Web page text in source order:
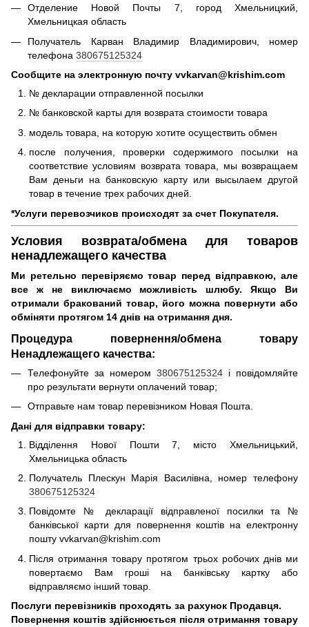
Отделение Новой Почты 7, город Хмельницкий,
Хмельницкая область
Получатель Карван Владимир Владимирович, номер
телефона 380675125324
Сообщите на электронную почту vvkarvan@krishim.com
№ декларации отправленной посылки
№ банковской карты для возврата стоимости товара
модель товара, на которую хотите осуществить обмен
после получения, проверки содержимого посылки на
соответствие условиям возврата товара, мы возвращаем
Вам деньги на банковскую карту или высылаем другой
товар в течение трех рабочих дней.
*Услуги перевозчиков происходят за счет Покупателя.
Условия возврата/обмена для товаров
ненадлежащего качества
Ми ретельно перевіряємо товар перед відправкою, але
все ж не виключаємо можливість шлюбу.Якщо Ви
отримали бракований товар, його можна повернути або
обміняти протягом 14 днів на отримання дня.
Процедура повернення/обмена товару
Ненадлежащего качества:
Телефонуйте за номером 380675125324 і повідомляйте
про результати вернути оплачений товар;
Отправьте нам товар перевізником Новая Пошта.
Дані для відправки товару:
Відділення Нової Пошти 7, місто Хмельницький,
Хмельницька область
Получатель Плескун Марія Василівна, номер телефону
380675125324
Повідомте № декларації відправленої посилки та №
банківської карти для повернення коштів на електронну
пошту vvkarvan@krishim.com
Після отримання товару протягом трьох робочих днів ми
повертаємо Вам гроші на банківську картку або
відправляємо інший товар.
Послуги перевізників проходять за рахунок Продавця.
Повернення коштів здійснюється після отримання товару